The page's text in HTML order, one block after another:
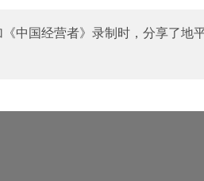
中国经营者》录制时，分享了地